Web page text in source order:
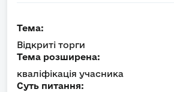
Тема:
Відкриті торги
Тема розширена:
кваліфікація учасника
Суть питання: